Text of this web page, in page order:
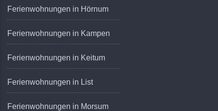
Ferienwohnungen in Hörnum
Ferienwohnungen in Kampen
Ferienwohnungen in Keitum
Ferienwohnungen in List
Ferienwohnungen in Morsum